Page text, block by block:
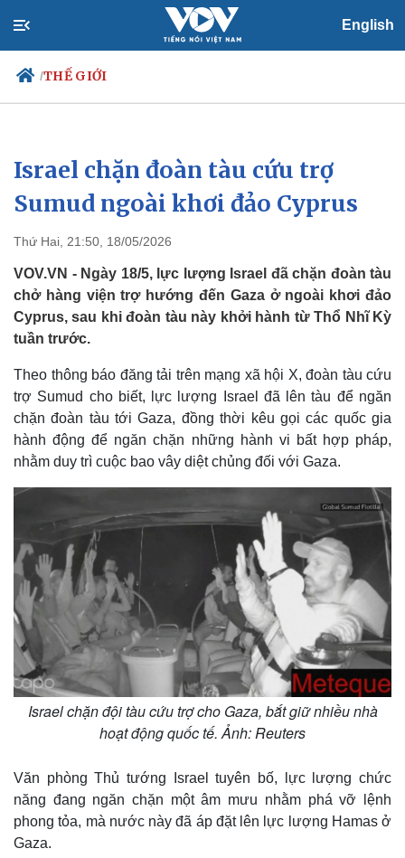
English
/THẾ GIỚI
Chính trị
Đảng
Tổ chức nhân sự
Nhận diện sự thật
Xã hội
Tin 24h
Dự báo thời tiết
Việc làm
Biển đảo
Israel chặn đoàn tàu cứu trợ
Sumud ngoài khơi đảo Cyprus
Thứ Hai, 21:50, 18/05/2026
VOV.VN - Ngày 18/5, lực lượng Israel đã chặn đoàn tàu
chở hàng viện trợ hướng đến Gaza ở ngoài khơi đảo
Cyprus, sau khi đoàn tàu này khởi hành từ Thổ Nhĩ Kỳ
tuần trước.
Theo thông báo đăng tải trên mạng xã hội X, đoàn tàu cứu
trợ Sumud cho biết, lực lượng Israel đã lên tàu để ngăn
chặn đoàn tàu tới Gaza, đồng thời kêu gọi các quốc gia
hành động để ngăn chặn những hành vi bất hợp pháp,
nhằm duy trì cuộc bao vây diệt chủng đối với Gaza.
Israel chặn đội tàu cứu trợ cho Gaza, bắt giữ nhiều nhà
hoạt động quốc tế. Ảnh: Reuters
Văn phòng Thủ tướng Israel tuyên bố, lực lượng chức
năng đang ngăn chặn một âm mưu nhằm phá vỡ lệnh
phong tỏa, mà nước này đã áp đặt lên lực lượng Hamas ở
Gaza.